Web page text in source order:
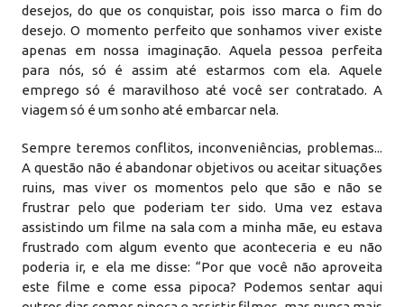
desejos, do que os conquistar, pois isso marca o fim do
desejo. O momento perfeito que sonhamos viver existe
apenas em nossa imaginação. Aquela pessoa perfeita
para nós, só é assim até estarmos com ela. Aquele
emprego só é maravilhoso até você ser contratado. A
viagem só é um sonho até embarcar nela.
Sempre teremos conflitos, inconveniências, problemas...
A questão não é abandonar objetivos ou aceitar situações
ruins, mas viver os momentos pelo que são e não se
frustrar pelo que poderiam ter sido. Uma vez estava
assistindo um filme na sala com a minha mãe, eu estava
frustrado com algum evento que aconteceria e eu não
poderia ir, e ela me disse: “Por que você não aproveita
este filme e come essa pipoca? Podemos sentar aqui